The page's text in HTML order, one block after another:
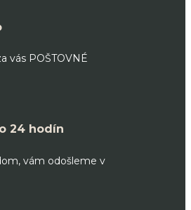
vás POŠTOVNÉ
24 hodín
vám odošleme v